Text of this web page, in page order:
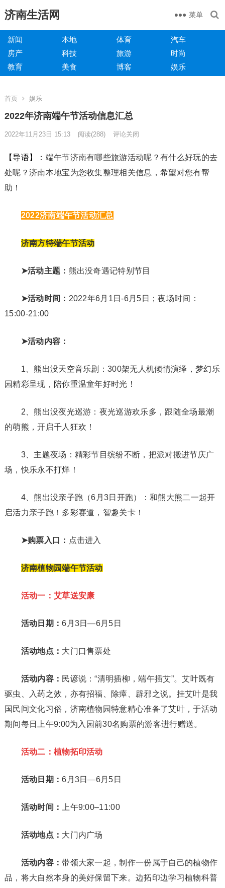
济南生活网 菜单
新闻 本地 体育
汽车
房产
科技 旅游
时尚
教育
美食 博客 娱乐
首页 娱乐
2022年济南端午节活动信息汇总
2022年11月23日 15:13 阅读(288) 评论关闭
【导语】： 端午节济南有哪些旅游活动呢？有什么好玩的去
处呢？济南本地宝为您收集整理相关信息，希望对您有帮
助！
2022济南端午节活动汇总
济南方特端午节活动
➤活动主题： 熊出没奇遇记特别节目
➤活动时间： 2022年6月1日-6月5日；夜场时间：
15:00-21:00
➤活动内容：
1、熊出没天空音乐剧：300架无人机倾情演绎，梦幻乐
园精彩呈现，陪你重温童年好时光！
2、熊出没夜光巡游：夜光巡游欢乐多，跟随全场最潮
的萌熊，开启千人狂欢！
3、主题夜场：精彩节目缤纷不断，把派对搬进节庆广
场，快乐永不打烊！
4、熊出没亲子跑（6月3日开跑）：和熊大熊二一起开
启活力亲子跑！多彩赛道，智趣关卡！
➤购票入口： 点击进入
济南植物园端午节活动
活动一：艾草送安康
活动日期：6月3日—6月5日
活动地点： 大门口售票处
活动内容： 民谚说：“清明插柳，端午插艾”。艾叶既有
驱虫、入药之效，亦有招福、除瘴、辟邪之说。挂艾叶是我
国民间文化习俗，济南植物园特意精心准备了艾叶，于活动
期间每日上午9:00为入园前30名购票的游客进行赠送。
活动二：植物拓印活动
活动日期：6月3日—6月5日
活动时间： 上午9:00–11:00
活动地点： 大门内广场
活动内容：带领大家一起，制作一份属于自己的植物作
品，将大自然本身的美好保留下来。边拓印边学习植物科普